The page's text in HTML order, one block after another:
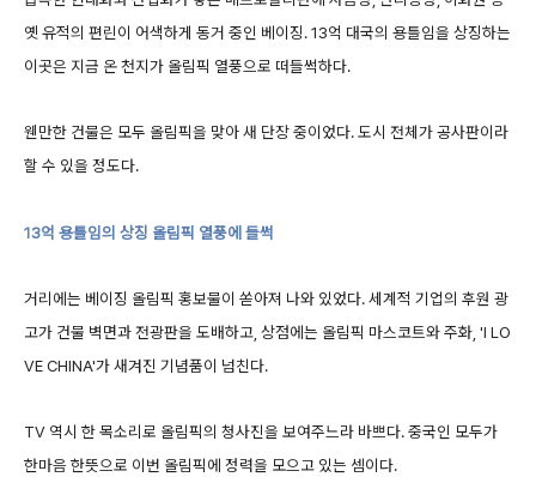
옛 유적의 편린이 어색하게 동거 중인 베이징. 13억 대국의 용틀임을 상징하는
이곳은 지금 온 천지가 올림픽 열풍으로 떠들썩하다.
웬만한 건물은 모두 올림픽을 맞아 새 단장 중이었다. 도시 전체가 공사판이라
할 수 있을 정도다.
13억 용틀임의 상징 올림픽 열풍에 들썩
거리에는 베이징 올림픽 홍보물이 쏟아져 나와 있었다. 세계적 기업의 후원 광
고가 건물 벽면과 전광판을 도배하고, 상점에는 올림픽 마스코트와 주화, 'I LO
VE CHINA'가 새겨진 기념품이 넘친다.
TV 역시 한 목소리로 올림픽의 청사진을 보여주느라 바쁘다. 중국인 모두가
한마음 한뜻으로 이번 올림픽에 정력을 모으고 있는 셈이다.